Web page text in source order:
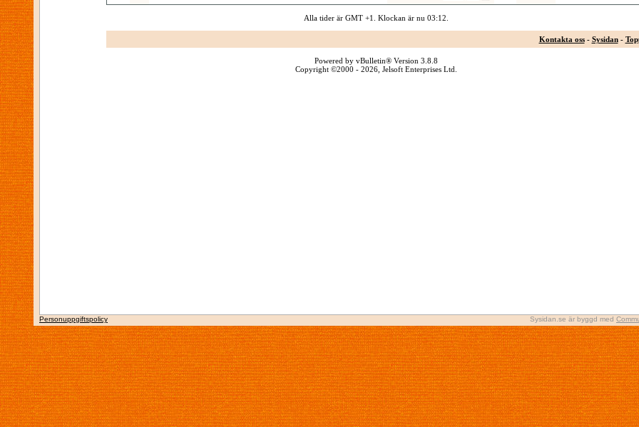
Alla tider är GMT +1. Klockan är nu 03:12
Kontakta oss- Sysidan-
Powered by vBulletin® Version 3.8.8
Copyright ©2000 - 2026, Jelsoft Enterprises Ltd.
Sysidan.se är byggd med
Personuppgiftspolicy